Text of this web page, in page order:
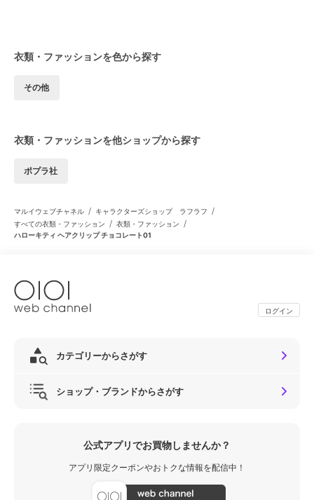
衣類・ファッションを色から探す
その他
衣類・ファッションを他ショップから探す
ポプラ社
マルイウェブチャネル / キャラクターズショップ ラフラフ /
すべての衣類・ファッション / 衣類・ファッション /
ハローキティ ヘアクリップ チョコレート01
ログイン
カテゴリーからさがす
ショップ・ブランドからさがす
公式アプリでお買物しませんか？
アプリ限定クーポンやおトクな情報を配信中！